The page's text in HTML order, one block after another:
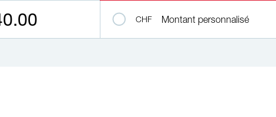
CHF Montant personnalisé